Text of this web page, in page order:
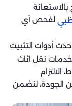
لفحص أي
أدوات التثبيت
خدمات نقل اثاث
الجودة، لنضمن